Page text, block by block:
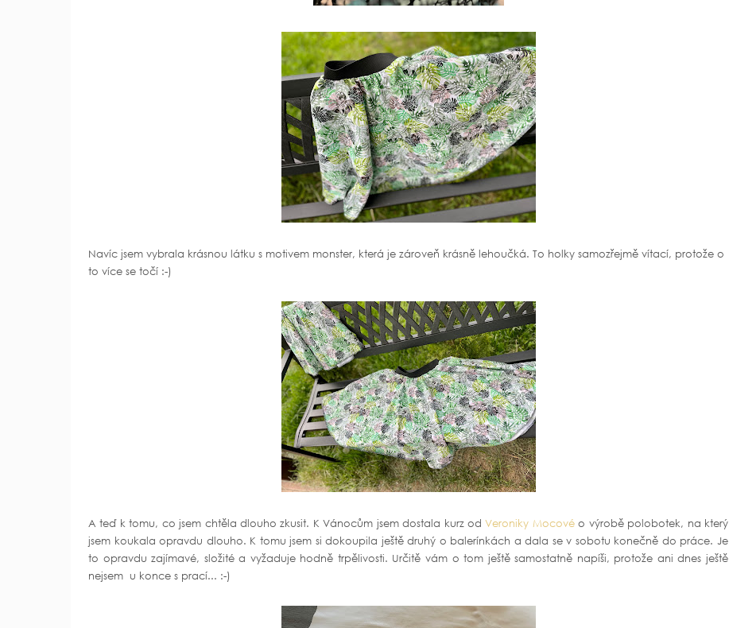
Navíc jsem vybrala krásnou látku s motivem monster, která je zároveň krásně lehoučká. To holky samozřejmě vítací, protože o
to více se točí :-)
A teď k tomu, co jsem chtěla dlouho zkusit. K Vánocům jsem dostala kurz odVeroniky Mocovéo výrobě polobotek, na který
jsem koukala opravdu dlouho. K tomu jsem si dokoupila ještě druhý o balerínkách a dala se v sobotu konečně do práce. Je
to opravdu zajímavé, složité a vyžaduje hodně trpělivosti. Určitě vám o tom ještě samostatně napíši, protože ani dnes ještě
nejsem u konce s prací... :-)